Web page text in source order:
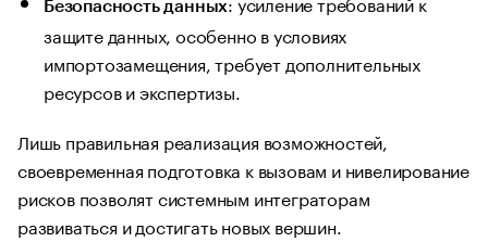
Безопасность данных
защите данных, особенно в условиях
импортозамещения, требует дополнительных
ресурсов и экспертизы.
Лишь правильная реализация возможностей,
своевременная подготовка к вызовам и нивелирование
рисков позволят системным интеграторам
развиваться и достигать новых вершин.